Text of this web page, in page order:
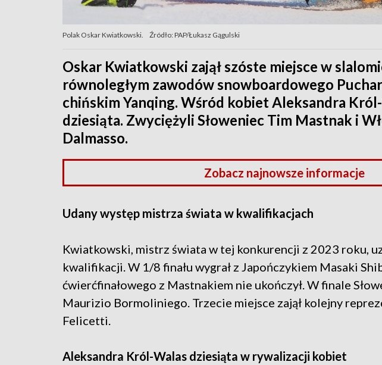
Polak Oskar Kwiatkowski. Źródło: PAP/Łukasz Gągulski
Oskar Kwiatkowski zajął szóste miejsce w
równoległym zawodów snowboardowego
chińskim Yanqing. Wśród kobiet Aleksandra Król-
dziesiąta. Zwyciężyli Słoweniec Tim Mastnak i
Dalmasso.
Zobacz najnowsze informacje
Udany występ mistrza świata w kwalifikacjach
Kwiatkowski, mistrz świata w tej konkurencji z 2023 roku,
kwalifikacji. W 1/8 finału wygrał z Japończykiem Masaki
ćwierćfinałowego z Mastnakiem nie ukończył. W finale
Maurizio Bormoliniego. Trzecie miejsce zajął kolejny
Felicetti.
Aleksandra Król-Walas dziesiąta w rywalizacji kobiet